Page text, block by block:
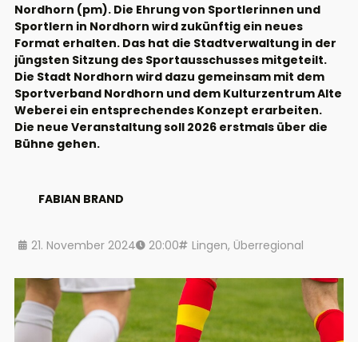
Nordhorn (pm). Die Ehrung von Sportlerinnen und
Sportlern in Nordhorn wird zukünftig ein neues
Format erhalten. Das hat die Stadtverwaltung in der
jüngsten Sitzung des Sportausschusses mitgeteilt.
Die Stadt Nordhorn wird dazu gemeinsam mit dem
Sportverband Nordhorn und dem Kulturzentrum Alte
Weberei ein entsprechendes Konzept erarbeiten.
Die neue Veranstaltung soll 2026 erstmals über die
Bühne gehen.
FABIAN BRAND
21. November 2024 20:00 Lingen, Überregional